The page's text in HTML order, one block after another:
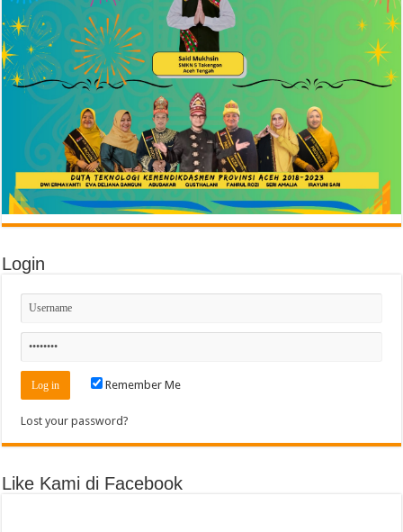
Login
Remember Me
Lost your password?
Like Kami di Facebook